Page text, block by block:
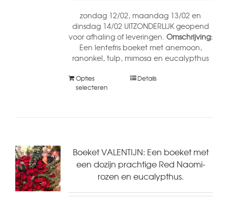
zondag 12/02, maandag 13/02 en
dinsdag 14/02 UITZONDERLIJK geopend
voor afhaling of leveringen. Omschrijving:
Een lentefris boeket met anemoon,
ranonkel, tulp, mimosa en eucalypthus
Opties
selecteren
Details
Boeket VALENTIJN: Een boeket met
een dozijn prachtige Red Naomi-
rozen en eucalypthus.